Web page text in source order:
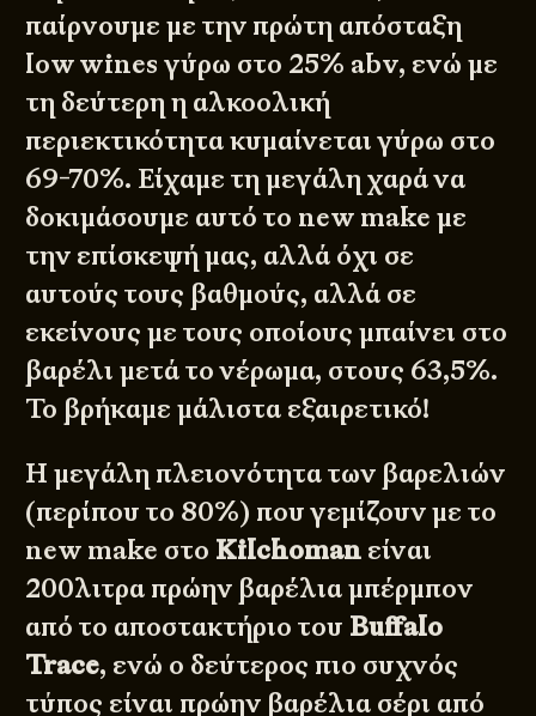
παίρνουμε με την πρώτη απόσταξη
low wines γύρω στο 25% abv, ενώ με
τη δεύτερη η αλκοολική
περιεκτικότητα κυμαίνεται γύρω στο
69-70%. Είχαμε τη μεγάλη χαρά να
δοκιμάσουμε αυτό το new make με
την επίσκεψή μας, αλλά όχι σε
αυτούς τους βαθμούς, αλλά σε
εκείνους με τους οποίους μπαίνει στο
βαρέλι μετά το νέρωμα, στους 63,5%.
Το βρήκαμε μάλιστα εξαιρετικό!
Η μεγάλη πλειονότητα των βαρελιών
(περίπου το 80%) που γεμίζουν με το
new make στο Kilchoman είναι
200λιτρα πρώην βαρέλια μπέρμπον
από το αποστακτήριο του Buffalo
Trace, ενώ ο δεύτερος πιο συχνός
τύπος είναι πρώην βαρέλια σέρι από